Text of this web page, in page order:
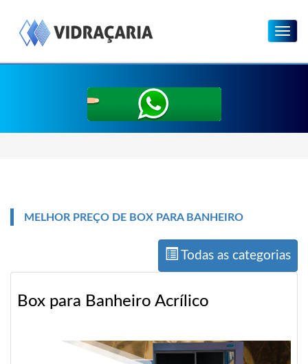
Menu
MELHOR PREÇO DE BOX PARA BANHEIRO
Todas as categorias
Box para Banheiro Acrílico